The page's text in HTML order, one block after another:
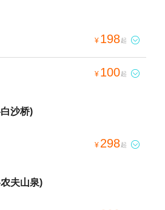
¥ 198起 
¥ 100起 
沙桥)
¥ 298起 
夫山泉)